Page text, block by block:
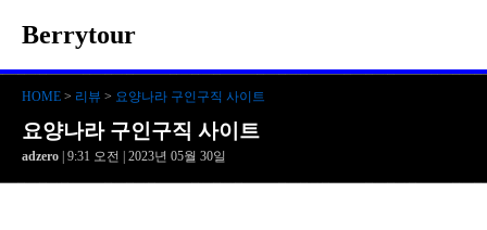
Berrytour
HOME > 리뷰 > 요양나라 구인구직 사이트
요양나라 구인구직 사이트
adzero | 9:31 오전 | 2023년 05월 30일